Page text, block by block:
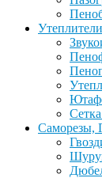
Утеплители
Саморезы,